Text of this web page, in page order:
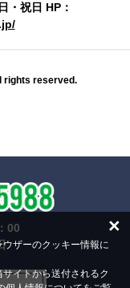
ザーのクッキー情報に
イトから送付されるク
×
・祝日 HP：
rights reserved.
00